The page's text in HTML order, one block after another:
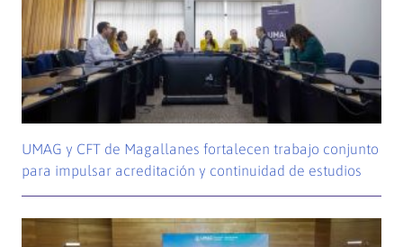
UMAG y CFT de Magallanes fortalecen trabajo conjunto
para impulsar acreditación y continuidad de estudios